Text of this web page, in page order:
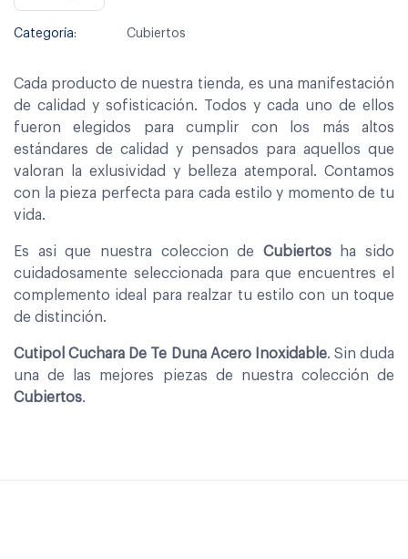
Categoría: Cubiertos
Cada producto de nuestra tienda, es una manifestación
de calidad y sofisticación. Todos y cada uno de ellos
fueron elegidos para cumplir con los más altos
estándares de calidad y pensados para aquellos que
valoran la exlusividad y belleza atemporal. Contamos
con la pieza perfecta para cada estilo y momento de tu
vida.
Es asi que nuestra coleccion de Cubiertosha sido
cuidadosamente seleccionada para que encuentres el
complemento ideal para realzar tu estilo con un toque
de distinción.
Cutipol Cuchara De Te Duna Acero Inoxidable. Sin duda
una de las mejores piezas de nuestra colección de
Cubiertos.